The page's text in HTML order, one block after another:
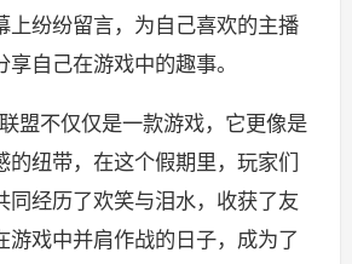
上纷纷留言，为自己喜欢的主播
自己在游戏中的趣事。
盟不仅仅是一款游戏，它更像是
的纽带，在这个假期里，玩家们
同经历了欢笑与泪水，收获了友
游戏中并肩作战的日子，成为了